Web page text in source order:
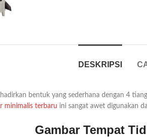
DESKRIPSI
bentuk yang sederhana dengan 4
minimalis terbaru ini sangat awet digunakan
Gambar Tempat